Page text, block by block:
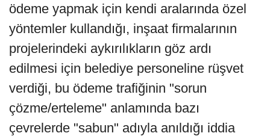
ödeme yapmak için kendi aralarında özel
yöntemler kullandığı, inşaat firmalarının
projelerindeki aykırılıkların göz ardı
edilmesi için belediye personeline rüşvet
verdiği, bu ödeme trafiğinin "sorun
çözme/erteleme" anlamında bazı
çevrelerde "sabun" adıyla anıldığı iddia